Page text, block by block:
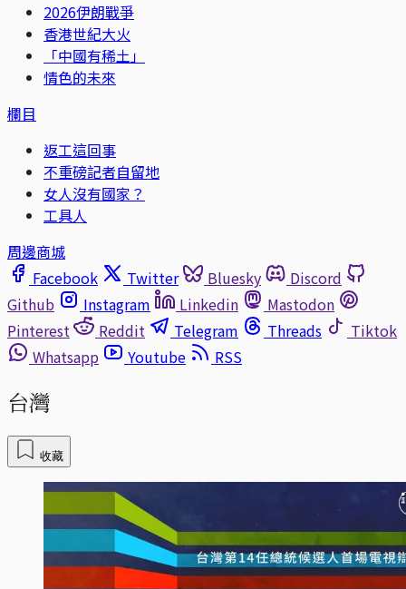
2026伊朗戰爭
香港世紀大火
「中國有稀土」
情色的未來
欄目
返工這回事
不重磅記者自留地
女人沒有國家？
工具人
周邊商城
Facebook
Twitter Bluesky
Discord
Github
Instagram Linkedin
Mastodon
Pinterest
Reddit Telegram Threads
Tiktok
Whatsapp
Youtube RSS
台灣
收藏